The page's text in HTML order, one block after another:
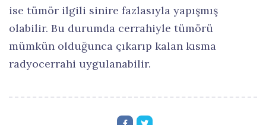
ise tümör ilgili sinire fazlasıyla yapışmış
olabilir. Bu durumda cerrahiyle tümörü
mümkün olduğunca çıkarıp kalan kısma
radyocerrahi uygulanabilir.